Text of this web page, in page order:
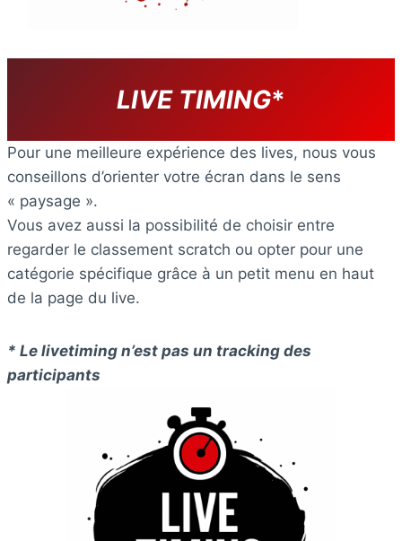
LIVE TIMING*
Pour une meilleure expérience des lives, nous vous
conseillons d’orienter votre écran dans le sens
« paysage ».
Vous avez aussi la possibilité de choisir entre
regarder le classement scratch ou opter pour une
catégorie spécifique grâce à un petit menu en haut
de la page du live.
* Le livetiming n’est pas un tracking des
participants